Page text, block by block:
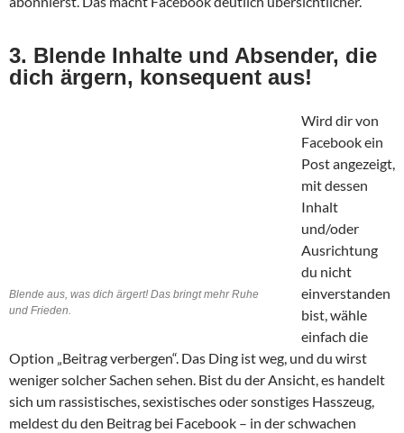
3. Blende Inhalte und Absender, die
dich ärgern, konsequent aus!
Blende aus, was dich ärgert! Das bringt mehr Ruhe
und Frieden.
Wird dir von
Facebook ein
Post angezeigt,
mit dessen
Inhalt
und/oder
Ausrichtung
du nicht
einverstanden
bist, wähle
einfach die
Option „Beitrag verbergen“. Das Ding ist weg, und du wirst
weniger solcher Sachen sehen. Bist du der Ansicht, es handelt
sich um rassistisches, sexistisches oder sonstiges Hasszeug,
meldest du den Beitrag bei Facebook – in der schwachen